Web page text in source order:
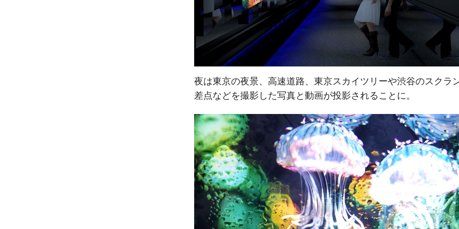
夜は東京の夜景、高速道路、東京スカイツリーや渋谷のスクラ
差点などを撮影した写真と動画が投影されることに。